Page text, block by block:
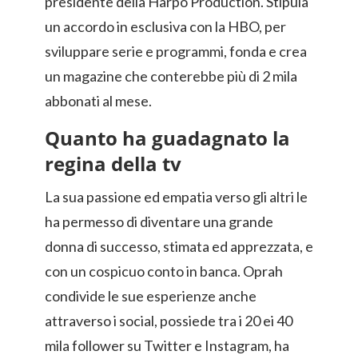
un accordo in esclusiva con la HBO, per
sviluppare serie e programmi, fonda e crea
un magazine che conterebbe più di 2 mila
abbonati al mese.
Quanto ha guadagnato la
regina della tv
La sua passione ed empatia verso gli altri le
ha permesso di diventare una grande
donna di successo, stimata ed apprezzata, e
con un cospicuo conto in banca. Oprah
condivide le sue esperienze anche
attraverso i social, possiede tra i 20 ei 40
mila follower su Twitter e Instagram, ha